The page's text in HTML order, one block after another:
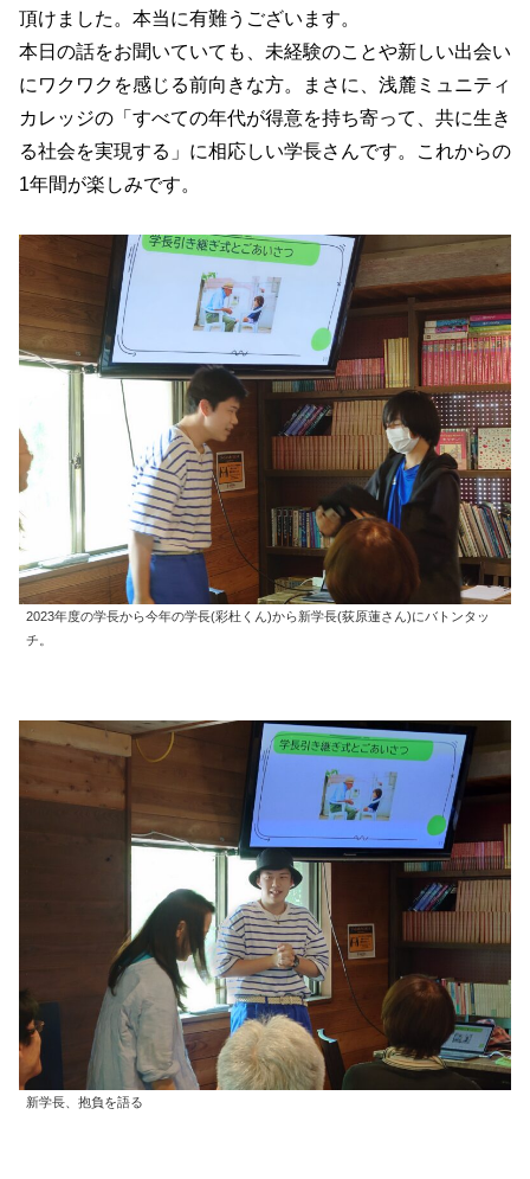
頂けました。本当に有難うございます。
本日の話をお聞いていても、未経験のことや新しい出会い
にワクワクを感じる前向きな方。まさに、浅麓ミュニティ
カレッジの「すべての年代が得意を持ち寄って、共に生き
る社会を実現する」に相応しい学長さんです。これからの
1年間が楽しみです。
2023年度の学長から今年の学長(彩杜くん)から新学長(荻原蓮さん)にバトンタッ
チ。
新学長、抱負を語る